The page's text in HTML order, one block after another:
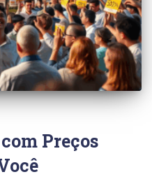
Preços